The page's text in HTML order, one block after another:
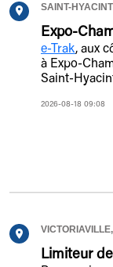
SAINT-
Expo-
e-Trak, aux
à Expo-
Saint-
2026-08-18 09:08
Limiteur